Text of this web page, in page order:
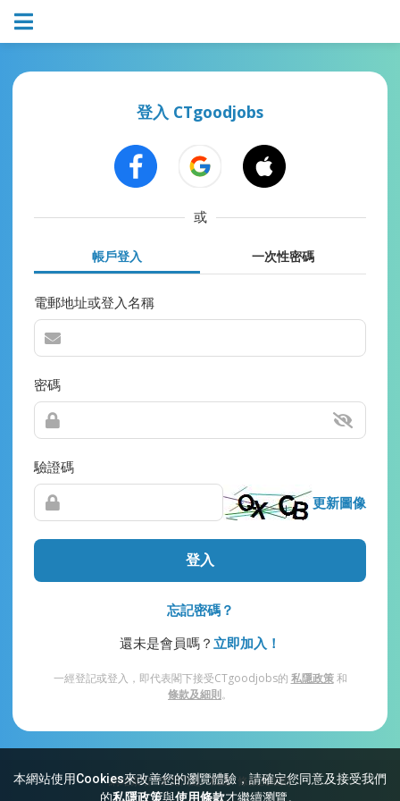
本網站使用Cookies來改善您的瀏覽體驗，請確定您同意及接受我們
的私隱政策與使用條款才繼續瀏覽。
登入 CTgoodjobs
或
帳戶登入 一次性密碼
電郵地址或登入名稱
密碼
驗證碼
更新圖像
登入
忘記密碼？
還未是會員嗎？ 立即加入！
一經登記或登入，即代表閣下接受CTgoodjobs的 私隱政策和
條款及細則。
網站索引 常見問題 私隱 條款及細則